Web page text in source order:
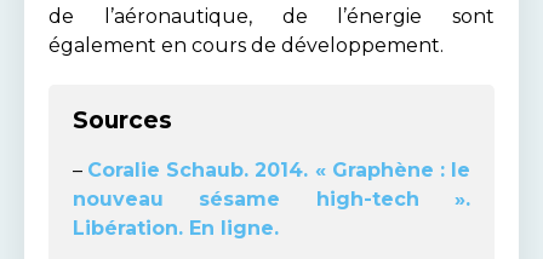
de l’aéronautique, de l’énergie sont
également en cours de développement.
Sources
– Coralie Schaub. 2014. « Graphène : le
nouveau sésame high-tech ».
Libération. En ligne.